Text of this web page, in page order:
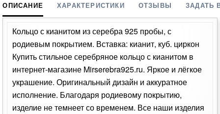
ОПИСАНИЕ ХАРАКТЕРИСТИКИ ОТЗЫВЫ ЗАДАТЬ
Кольцо с кианитом из серебра 925 пробы, с
родиевым покрытием. Вставка: кианит, куб. циркон
Купить стильное серебряное кольцо с кианитом в
интернет-магазине Mirserebra925.ru. Яркое и лёгкое
украшение. Оригинальный дизайн и аккуратное
исполнение. Благодаря родиевому покрытию,
изделие не темнеет со временем. Все наши изделия